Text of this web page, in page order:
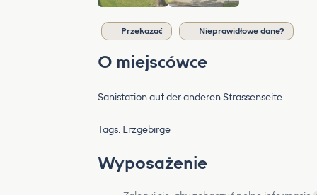
Przekazać Nieprawidłowe dane?
O miejscówce
Sanistation auf der anderen Strassenseite.
Tags: Erzgebirge
Wyposażenie